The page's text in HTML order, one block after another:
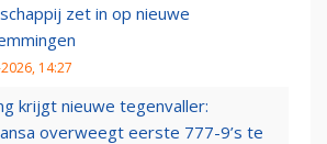
zet in op nieuwe
14:27
krijgt nieuwe tegenvaller:
overweegt eerste 777-9’s te